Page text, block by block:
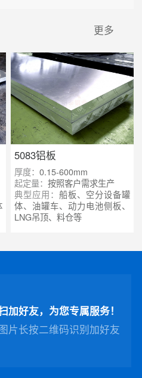
更多
5083铝板
厚度： 0.15-600mm
起定量： 按照客户需求生产
典型应用： 船板、空分设备罐
体、油罐车、动力电池侧板、
LNG吊顶、料仓等
加好友，为您专属服务！
片长按二维码识别加好友